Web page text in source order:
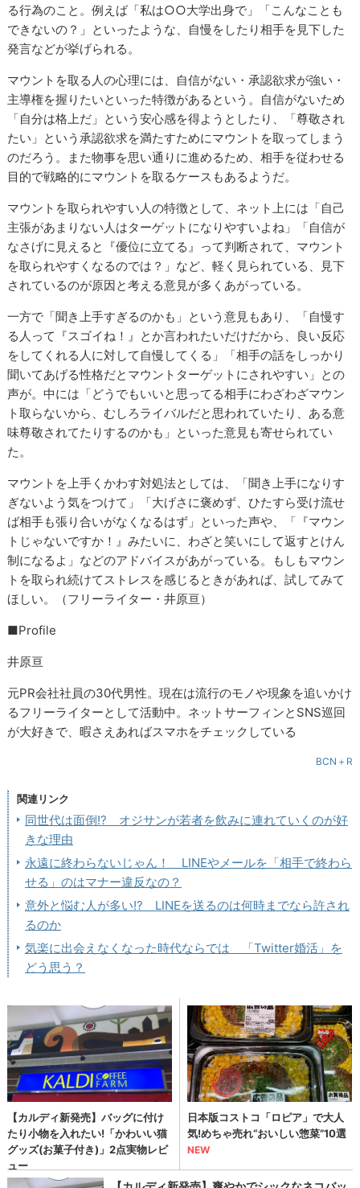
る行為のこと。例えば「私は○○大学出身で」「こんなことも
できないの？」といったような、自慢をしたり相手を見下した
発言などが挙げられる。
マウントを取る人の心理には、自信がない・承認欲求が強い・
主導権を握りたいといった特徴があるという。自信がないため
「自分は格上だ」という安心感を得ようとしたり、「尊敬され
たい」という承認欲求を満たすためにマウントを取ってしまう
のだろう。また物事を思い通りに進めるため、相手を従わせる
目的で戦略的にマウントを取るケースもあるようだ。
マウントを取られやすい人の特徴として、ネット上には「自己
主張があまりない人はターゲットになりやすいよね」「自信が
なさげに見えると『優位に立てる』って判断されて、マウント
を取られやすくなるのでは？」など、軽く見られている、見下
されているのが原因と考える意見が多くあがっている。
一方で「聞き上手すぎるのかも」という意見もあり、「自慢す
る人って『スゴイね！』とか言われたいだけだから、良い反応
をしてくれる人に対して自慢してくる」「相手の話をしっかり
聞いてあげる性格だとマウントターゲットにされやすい」との
声が。中には「どうでもいいと思ってる相手にわざわざマウン
ト取らないから、むしろライバルだと思われていたり、ある意
味尊敬されてたりするのかも」といった意見も寄せられてい
た。
マウントを上手くかわす対処法としては、「聞き上手になりす
ぎないよう気をつけて」「大げさに褒めず、ひたすら受け流せ
ば相手も張り合いがなくなるはず」といった声や、「『マウン
トじゃないですか！』みたいに、わざと笑いにして返すとけん
制になるよ」などのアドバイスがあがっている。もしもマウン
トを取られ続けてストレスを感じるときがあれば、試してみて
ほしい。（フリーライター・井原亘）
■Profile
井原亘
元PR会社社員の30代男性。現在は流行のモノや現象を追いかけ
るフリーライターとして活動中。ネットサーフィンとSNS巡回
が大好きで、暇さえあればスマホをチェックしている
BCN＋R
関連リンク
同世代は面倒!? オジサンが若者を飲みに連れていくのが好
きな理由
永遠に終わらないじゃん！ LINEやメールを「相手で終わら
せる」のはマナー違反なの？
意外と悩む人が多い!? LINEを送るのは何時までなら許され
るのか
気楽に出会えなくなった時代ならでは 「Twitter婚活」を
どう思う？